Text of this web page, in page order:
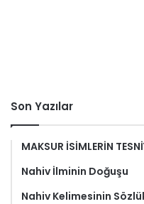
Son Yazılar
MAKSUR İSİMLERİN
Nahiv İlminin Doğuşu
Nahiv Kelimesinin